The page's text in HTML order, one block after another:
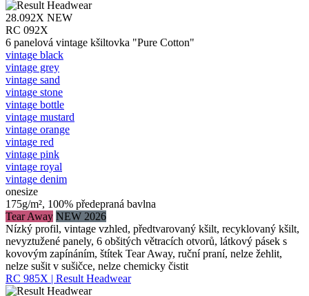
28.092X NEW
RC 092X
6 panelová vintage kšiltovka "Pure Cotton"
vintage black
vintage grey
vintage sand
vintage stone
vintage bottle
vintage mustard
vintage orange
vintage red
vintage pink
vintage royal
vintage denim
onesize
175g/m², 100% předepraná bavlna
Tear Away NEW 2026
Nízký profil, vintage vzhled, předtvarovaný kšilt, recyklovaný kšilt,
nevyztužené panely, 6 obšitých větracích otvorů, látkový pásek s
kovovým zapínáním, štítek Tear Away, ruční praní, nelze žehlit,
nelze sušit v sušičce, nelze chemicky čistit
RC 985X | Result Headwear